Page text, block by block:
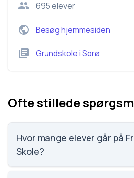
695elever
Besøg hjemmesiden
GrundskoleiSorø
Ofte stillede
Hvor mange elever går på
Skole?
Frederiksberg Skole har 695